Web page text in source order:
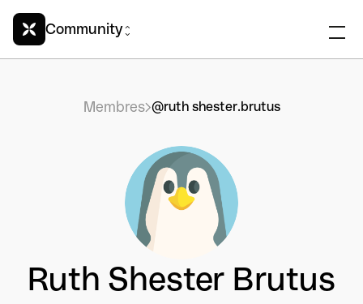
Community
Membres @ruth shester.brutus
Ruth Shester Brutus